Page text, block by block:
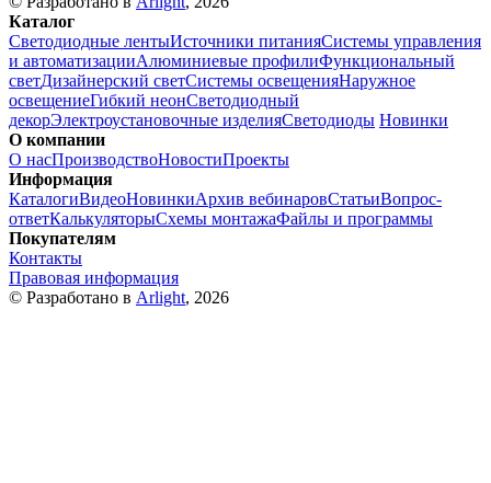
Каталог
Светодиодные лентыИсточники питанияСистемы управления
и автоматизацииАлюминиевые профилиФункциональный
светДизайнерский светСистемы освещенияНаружное
освещениеГибкий неонСветодиодный
декорЭлектроустановочные изделияСветодиоды Новинки
О компании
О насПроизводствоНовостиПроекты
Информация
КаталогиВидеоНовинкиАрхив вебинаровСтатьиВопрос-
ответКалькуляторыСхемы монтажаФайлы и программы
Покупателям
Контакты
Правовая информация
© Разработано в Arlight, 2026